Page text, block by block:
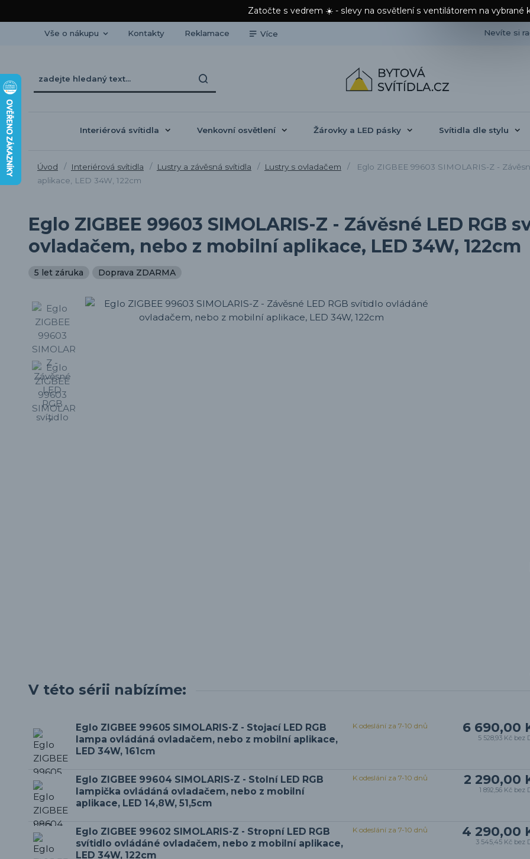
Zatočte s vedrem ☀️ - slevy na osvětlení s ventilátorem na vybrané
Vše o nákupu Kontakty Reklamace Více Nevíte si
Interiérová svítidla Venkovní osvětlení Žárovky a LED pásky Svítidla dle stylu
Úvod Interiérová svítidla Lustry a závěsná svítidla Lustry s ovladačem
Eglo ZIGBEE 99603 SIMOLARIS-Z -
aplikace, LED 34W, 122cm
Eglo ZIGBEE 99603 SIMOLARIS-Z - Závěsné LED RGB
ovladačem, nebo z mobilní aplikace, LED 34W, 122cm
5 let záruka Doprava ZDARMA
V této sérii nabízíme:
Eglo ZIGBEE 99605 SIMOLARIS-Z - Stojací LED RGB
lampa ovládáná ovladačem, nebo z mobilní aplikace,
LED 34W, 161cm
6 690,00
5 528,93 Kč bez
K odeslání za 7-10 dnů
Eglo ZIGBEE 99604 SIMOLARIS-Z - Stolní LED RGB
lampička ovládáná ovladačem, nebo z mobilní
aplikace, LED 14,8W, 51,5cm
2 290,00
1 892,56 Kč bez
K odeslání za 7-10 dnů
Eglo ZIGBEE 99602 SIMOLARIS-Z - Stropní LED RGB
svítidlo ovládáné ovladačem, nebo z mobilní aplikace,
LED 34W, 122cm
4 290,00
3 545,45 Kč bez
K odeslání za 7-10 dnů